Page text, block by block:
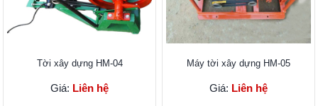
Tời xây dựng HM-04
Giá: Liên hệ
Máy tời xây dựng HM-05
Giá: Liên hệ